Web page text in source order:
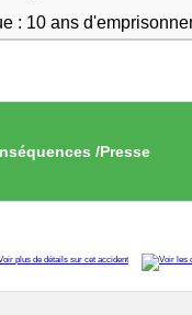
: 10 ans
/Presse